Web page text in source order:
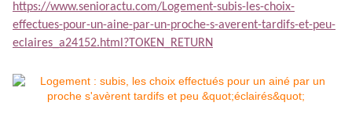
https://www.senioractu.com/Logement-subis-les-choix-
effectues-pour-un-aine-par-un-proche-s-averent-tardifs-et-peu-
eclaires_a24152.html?TOKEN_RETURN